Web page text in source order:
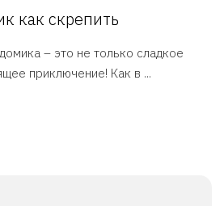
как скрепить
– это не только сладкое
приключение! Как в ...